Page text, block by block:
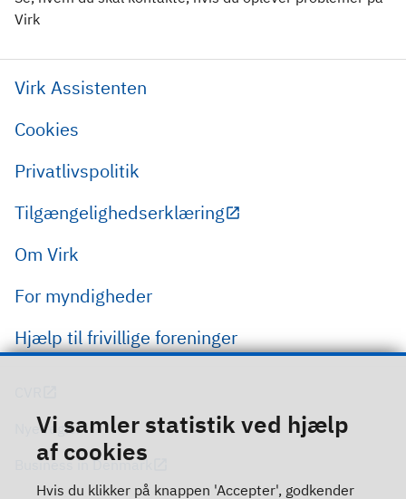
Vi samler statistik ved hjælp
af cookies
Hvis du klikker på knappen 'Accepter', godkender
Virk
Virk Assistenten
Cookies
Privatlivspolitik
Tilgængelighedserklæring
Om Virk
For myndigheder
Hjælp til frivillige foreninger
Nye regler
Business in Denmark